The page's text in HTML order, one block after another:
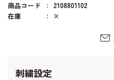
商品コード
2108801102
在庫
×
刺繍設定